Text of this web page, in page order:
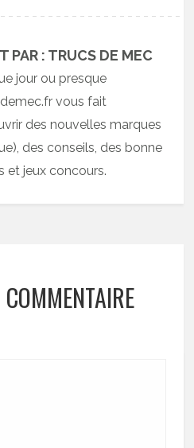
PAR : TRUCS DE MEC
jour ou presque
vous fait
des nouvelles marques
des conseils, des bonne
et jeux concours.